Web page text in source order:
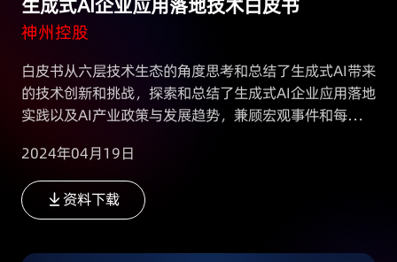
生成式AI企业应用落地技术白皮书
神州控股
白皮书从六层技术生态的角度思考和总结了生成式AI带来
的技术创新和挑战，探索和总结了生成式AI企业应用落地
实践以及AI产业政策与发展趋势，兼顾宏观事件和每一个
造共赢的合作模式，加速数字化转型走向新阶段。
2024年04月19日
资料下载